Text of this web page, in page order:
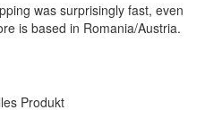
was surprisingly fast, even
is based in Romania/Austria.
Produkt